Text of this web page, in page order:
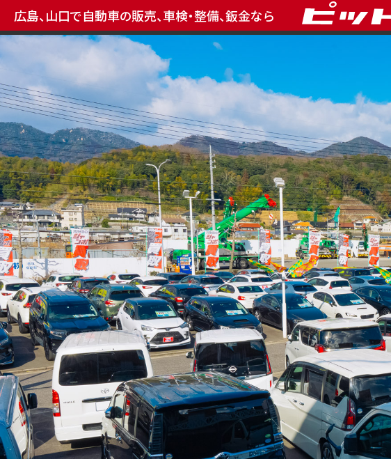
広島、山口で自動車の販売、車検・整備、鈑金なら